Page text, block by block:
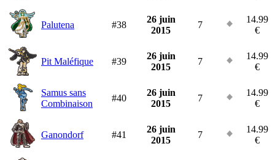
Palutena #38
26 juin
2015
7
14.99
€
Pit Maléfique #39
26 juin
2015
7
14.99
€
Samus sans
Combinaison
#40
26 juin
2015
7
14.99
€
Ganondorf #41
26 juin
2015
7
14.99
€